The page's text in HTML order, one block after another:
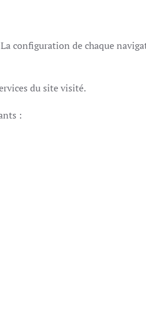
configuration de chaque
du site visité.
: